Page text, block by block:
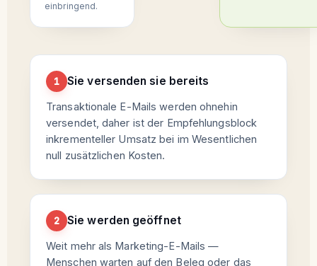
einbringend.
1 Sie versenden sie bereits
Transaktionale E-Mails werden ohnehin
versendet, daher ist der Empfehlungsblock
inkrementeller Umsatz bei im Wesentlichen
null zusätzlichen Kosten.
2 Sie werden geöffnet
Weit mehr als Marketing-E-Mails —
Menschen warten auf den Beleg oder das